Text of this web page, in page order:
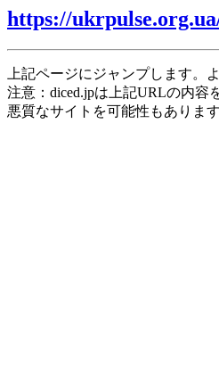
https://
上記ページにジャンプします。
注意：diced.jpは上記URLの内容
悪質なサイトを可能性もありま